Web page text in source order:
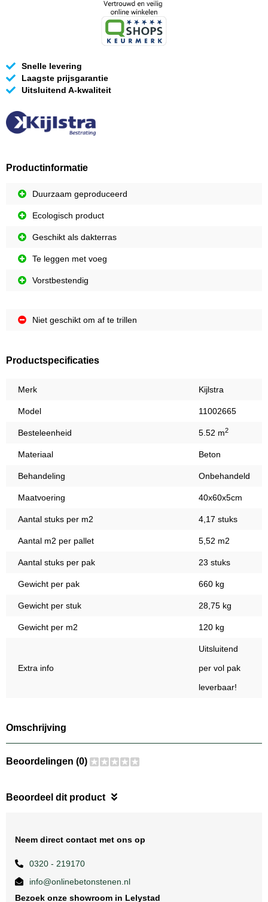
Snelle levering
Laagste prijsgarantie
Uitsluitend A-kwaliteit
Productinformatie
Duurzaam geproduceerd
Ecologisch product
Geschikt als dakterras
Te leggen met voeg
Vorstbestendig
Niet geschikt om af te trillen
Productspecificaties
Merk Kijlstra
Model 11002665
Besteleenheid 5.52 m2
Materiaal Beton
Behandeling Onbehandeld
Maatvoering 40x60x5cm
Aantal stuks per m2 4,17 stuks
Aantal m2 per pallet 5,52 m2
Aantal stuks per pak 23 stuks
Gewicht per pak 660 kg
Gewicht per stuk 28,75 kg
Gewicht per m2 120 kg
Extra info
Uitsluitend
per vol pak
leverbaar!
Omschrijving
Beoordelingen (0)
Beoordeel dit product
Neem direct contact met ons op
0320 - 219170
info@onlinebetonstenen.nl
Bezoek onze showroom in Lelystad